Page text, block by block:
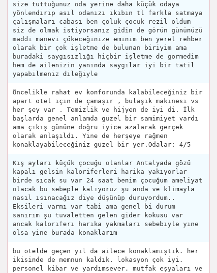
size tuttuğunuz oda yerine daha küçük odaya
yönlendirip asıl odanızı ikibin tl farkla satmaya
çalışmaları cabası ben çoluk çocuk rezil oldum
siz de olmak istiyorsanız gidin de görün gününüzü
maddi manevi çökeceğinize eminim ben yerel rehber
olarak bir çok işletme de bulunan biriyim ama
buradaki saygısızlığı hiçbir işletme de görmedim
hem de ailenizin yanında saygılar iyi bir tatil
yapabilmeniz dileğiyle
Öncelikle rahat ev konforunda kalabileceğiniz bir
apart otel için de çamaşır , bulaşık makinesi vs
her şey var . Temizlik ve hijyen de iyi di. İlk
başlarda genel anlamda güzel bir samimiyet vardı
ama çıkış gününe doğru iyice azalarak gerçek
olarak anlaşıldı. Yine de herşeye rağmen
konaklayabileceğiniz güzel bir yer.Odalar: 4/5
Kış ayları küçük çocuğu olanlar Antalyada gözü
kapalı gelsin kaloriferleri harika yakıyorlar
birde sıcak su var 24 saat benim çocuğum ameliyat
olacak bu sebeple kalıyoruz şu anda ve klimayla
nasıl ısınacağız diye düşünüp duruyordum..
Eksileri varmı var tabi ama genel bi durum
sanırım şu tuvaletten gelen gider kokusu var
ancak kaloriferi harika yakmaları sebebiyle yine
olsa yine burada konaklarım
bu otelde geçen yıl da ailece konaklamıştık. her
ikisinde de memnun kaldık. lokasyon çok iyi.
personel kibar ve yardımsever. mutfak eşyaları ve